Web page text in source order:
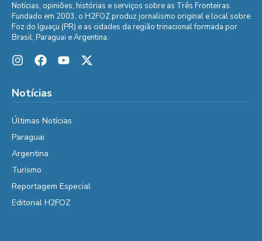
Notícias, opiniões, histórias e serviços sobre as Três Fronteiras.
Fundado em 2003, o H2FOZ produz jornalismo original e local sobre
Foz do Iguaçu (PR) e as cidades da região trinacional formada por
Brasil, Paraguai e Argentina.
Notícias
Últimas Notícias
Paraguai
Argentina
Turismo
Reportagem Especial
Editorial H2FOZ